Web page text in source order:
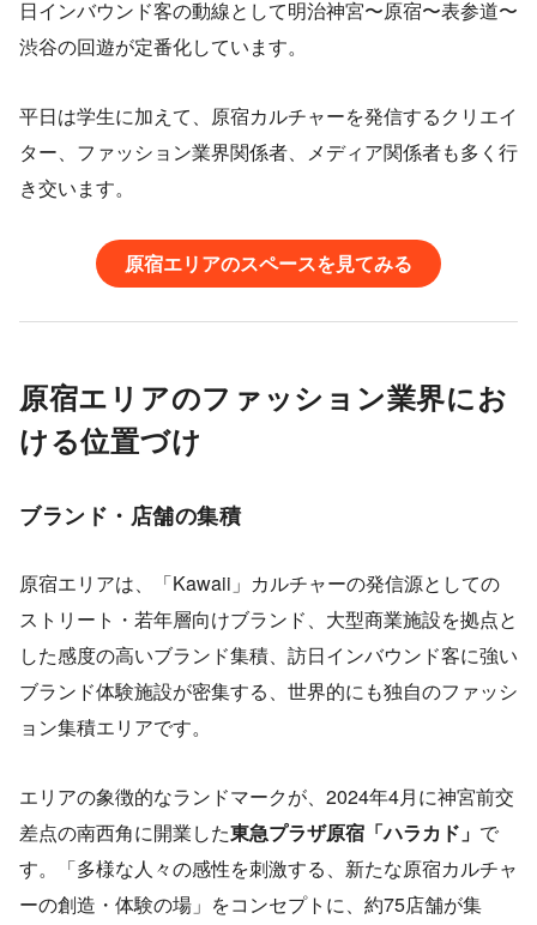
日インバウンド客の動線として明治神宮〜原宿〜表参道〜
渋谷の回遊が定番化しています。
平日は学生に加えて、原宿カルチャーを発信するクリエイ
ター、ファッション業界関係者、メディア関係者も多く行
き交います。
原宿エリアのスペースを見てみる
原宿エリアのファッション業界にお
ける位置づけ
ブランド・店舗の集積
原宿エリアは、「Kawaii」カルチャーの発信源としての
ストリート・若年層向けブランド、大型商業施設を拠点と
した感度の高いブランド集積、訪日インバウンド客に強い
ブランド体験施設が密集する、世界的にも独自のファッシ
ョン集積エリアです。
エリアの象徴的なランドマークが、2024年4月に神宮前交
差点の南西角に開業した東急プラザ原宿「ハラカド」 で
す。「多様な人々の感性を刺激する、新たな原宿カルチャ
ーの創造・体験の場」をコンセプトに、約75店舗が集